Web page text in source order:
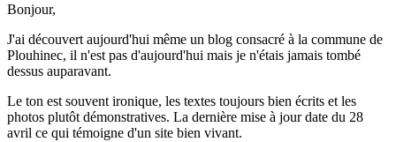
Bonjour,
J'ai découvert aujourd'hui même un blog consacré à la commune de
Plouhinec, il n'est pas d'aujourd'hui mais je n'étais jamais tombé
dessus auparavant.
Le ton est souvent ironique, les textes toujours bien écrits et les
photos plutôt démonstratives. La dernière mise à jour date du 28
avril ce qui témoigne d'un site bien vivant.